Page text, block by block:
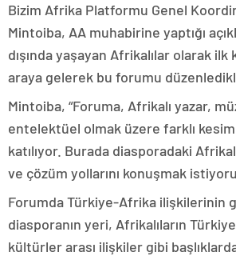
Bizim Afrika Platformu Genel
Mintoiba, AA muhabirine yaptığı
dışında yaşayan Afrikalılar olarak ilk
araya gelerek bu forumu
Mintoiba, “Foruma, Afrikalı yazar,
entelektüel olmak üzere farklı
katılıyor. Burada diasporadaki
ve çözüm yollarını konuşmak
Forumda Türkiye-Afrika ilişkilerinin
diasporanın yeri, Afrikalıların
kültürler arası ilişkiler gibi